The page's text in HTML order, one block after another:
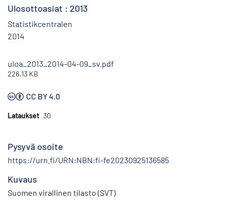
Ulosottoasiat : 2013
Statistikcentralen
2014
uloa_2013_2014-04-09_sv.pdf
226.13 KB
CC BY 4.0
Lataukset 30
Pysyvä osoite
https://urn.fi/URN:NBN:fi-fe20230925136585
Kuvaus
Suomen virallinen tilasto (SVT)